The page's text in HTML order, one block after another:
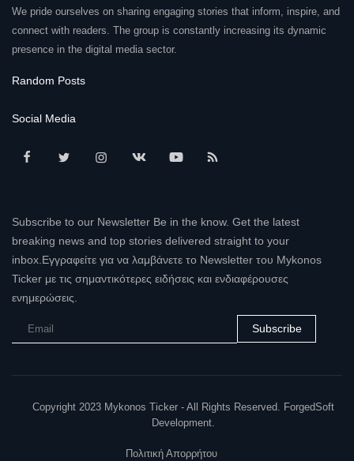
We pride ourselves on sharing engaging stories that inform, inspire, and
connect with readers. The group is constantly increasing its dynamic
presence in the digital media sector.
Random Posts
Social Media
Subscribe to our Newsletter Be in the know. Get the latest
breaking news and top stories delivered straight to your
inbox.Εγγραφείτε για να λαμβάνετε το Newsletter του Mykonos
Ticker με τις σημαντικότερες ειδήσεις και ενδιαφέρουσες
ενημερώσεις.
Subscribe
Copyright 2023 Mykonos Ticker - All Rights Reserved. ForgedSoft
Development.
Πολιτική Απορρήτου